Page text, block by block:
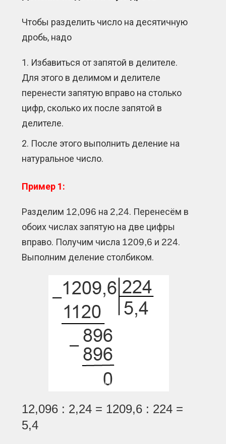
Чтобы разделить число на десятичную
дробь, надо
Избавиться от запятой в делителе.
Для этого в делимом и делителе
перенести запятую вправо на столько
цифр, сколько их после запятой в
делителе.
После этого выполнить деление на
натуральное число.
Пример 1:
Разделим 12,096 на 2,24. Перенесём в
обоих числах запятую на две цифры
вправо. Получим числа 1209,6 и 224.
Выполним деление столбиком.
12,096 : 2,24 = 1209,6 : 224 =
5,4